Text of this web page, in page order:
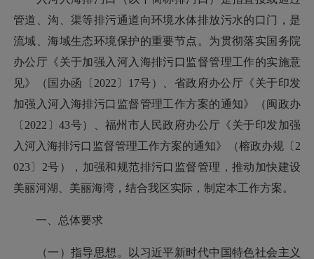
管道、沟、渠等排污通道向环境水体排放污水的口门，是
流域、海域生态环境保护的重要节点。为贯彻落实国务院
办公厅《关于加强入河入海排污口监督管理工作的实施意
见》（国办函〔2022〕17号）、省政府办公厅《关于印发
加强入河入海排污口监督管理工作方案的通知》（闽政办
〔2022〕43号）、福州市人民政府办公厅《关于印发加强
入河入海排污口监督管理工作方案的通知》（榕政办规〔2
023〕2号），加强和规范排污口监督管理，推动加快建设
美丽河湖、美丽海湾，结合我区实际，制定本工作方案。
一、总体要求
（一）指导思想。以习近平新时代中国特色社会主义